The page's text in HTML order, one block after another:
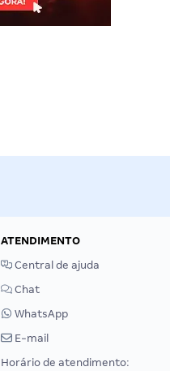
ATENDIMENTO
Central de ajuda
Chat
WhatsApp
E-mail
Horário de atendimento: